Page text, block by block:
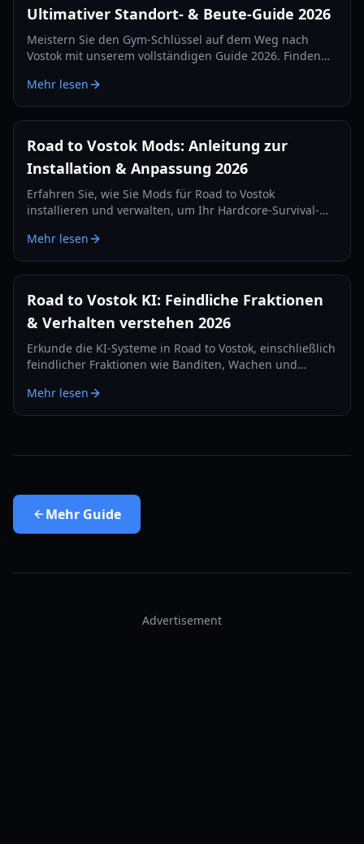
Ultimativer Standort- & Beute-Guide 2026
Meistern Sie den Gym-Schlüssel auf dem Weg nach
Vostok mit unserem vollständigen Guide 2026. Finden
Überlebensstrategien für die Schulkarte.
Mehr lesen
Road to Vostok Mods: Anleitung zur
Installation & Anpassung 2026
Erfahren Sie, wie Sie Mods für Road to Vostok
installieren und verwalten, um Ihr Hardcore-Survival-
und Best Practices für die Anpassung kennen.
Mehr lesen
Road to Vostok KI: Feindliche Fraktionen
& Verhalten verstehen 2026
Erkunde die KI-Systeme in Road to Vostok, einschließlich
feindlicher Fraktionen wie Banditen, Wachen und
im Jahr 2026 beeinflusst.
Mehr lesen
Mehr Guide
Advertisement